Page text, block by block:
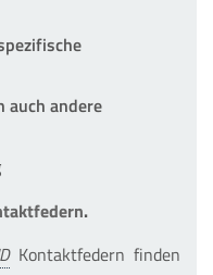
auch andere
.
Kontaktfedern finden